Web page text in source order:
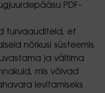
PDF-
turvaauditeid, et
nõrkusi süsteemis
ja vältima
mis võivad
levitamiseks